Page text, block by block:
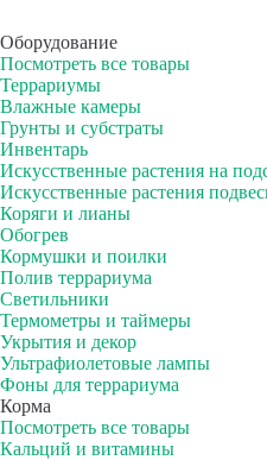
Оборудование
Посмотреть все товары
Террариумы
Влажные камеры
Грунты и субстраты
Инвентарь
Искусственные растения на
Искусственные растения
Коряги и лианы
Обогрев
Кормушки и поилки
Полив террариума
Светильники
Термометры и таймеры
Укрытия и декор
Ультрафиолетовые лампы
Фоны для террариума
Корма
Посмотреть все товары
Кальций и витамины